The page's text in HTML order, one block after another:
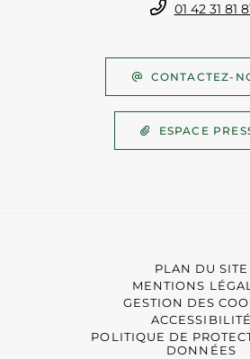
01 42 31 81
CONTACTEZ-
ESPACE
PLAN DU SITE
MENTIONS
GESTION DES
ACCESSIBILITÉ
POLITIQUE DE
DONNÉES